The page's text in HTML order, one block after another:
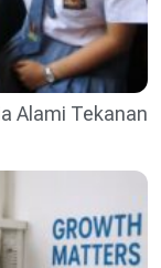
Alami Tekanan